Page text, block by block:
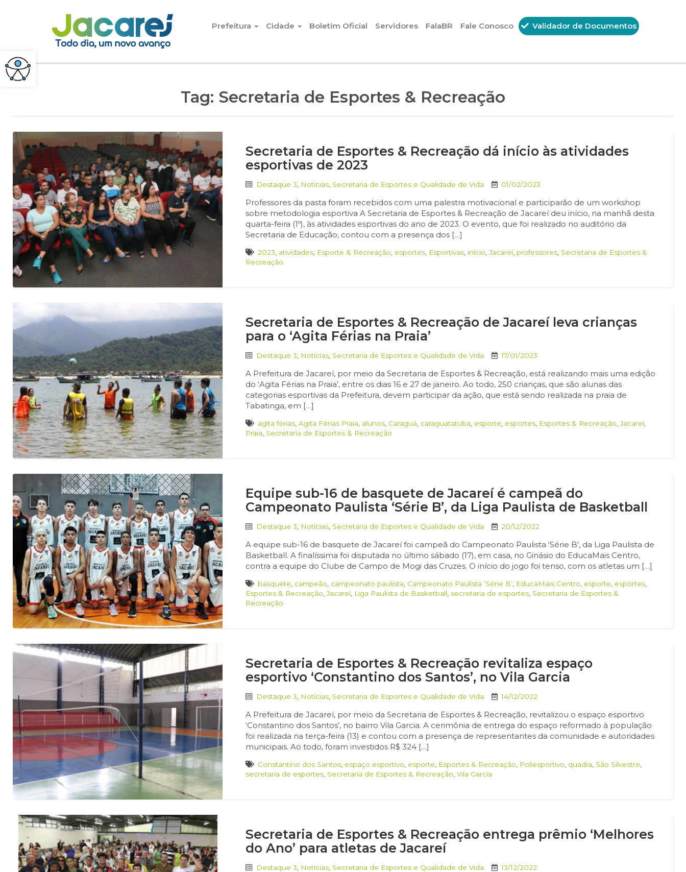
Pular para o conteúdo
Prefeitura
Cidade Boletim Oficial Servidores FalaBR Fale Conosco Validador de Documentos
Tag: Secretaria de Esportes & Recreação
Secretaria de Esportes & Recreação dá início às atividades
esportivas de 2023
Destaque 3 Notícias Secretaria de Esportes e Qualidade de Vida 01/02/2023
Professores da pasta foram recebidos com uma palestra motivacional e participarão de um workshop
sobre metodologia esportiva A Secretaria de Esportes & Recreação de Jacareí deu início, na manhã desta
quarta-feira (1º), às atividades esportivas do ano de 2023. O evento, que foi realizado no auditório da
Secretaria de Educação, contou com a presença dos […]
2023 atividades Esporte & Recreação esportes Esportivas início ,Jacareí, professores Secretaria de Esportes &
Recreação
Secretaria de Esportes & Recreação de Jacareí leva crianças
para o ‘Agita Férias na Praia’
Destaque 3 Notícias Secretaria de Esportes e Qualidade de Vida 17/01/2023
A Prefeitura de Jacareí, por meio da Secretaria de Esportes & Recreação, está realizando mais uma edição
do ‘Agita Férias na Praia’, entre os dias 16 e 27 de janeiro. Ao todo, 250 crianças, que são alunas das
categorias esportivas da Prefeitura, devem participar da ação, que está sendo realizada na praia de
Tabatinga, em […]
agita férias ,Agita Férias Praia alunos Caraguá caraguatatuba esporte esportes Esportes & Recreação ,Jacareí,
Praia Secretaria de Esportes & Recreação
Equipe sub-16 de basquete de Jacareí é campeã do
Campeonato Paulista ‘Série B’, da Liga Paulista de Basketball
Destaque 3 Notícias Secretaria de Esportes e Qualidade de Vida 20/12/2022
A equipe sub-16 de basquete de Jacareí foi campeã do Campeonato Paulista ‘Série B’, da Liga Paulista de
Basketball. A finalíssima foi disputada no último sábado (17), em casa, no Ginásio do EducaMais Centro,
contra a equipe do Clube de Campo de Mogi das Cruzes. O início do jogo foi tenso, com os atletas um […]
basquete campeão campeonato paulista Campeonato Paulista ‘Série B’ EducaMais Centro esporte esportes
Esportes & Recreação ,Jacareí, Liga Paulista de Basketball secretaria de esportes Secretaria de Esportes &
Recreação
Secretaria de Esportes & Recreação revitaliza espaço
esportivo ‘Constantino dos Santos’, no Vila Garcia
Destaque 3 Notícias Secretaria de Esportes e Qualidade de Vida 14/12/2022
A Prefeitura de Jacareí, por meio da Secretaria de Esportes & Recreação, revitalizou o espaço esportivo
‘Constantino dos Santos’, no bairro Vila Garcia. A cerimônia de entrega do espaço reformado à população
foi realizada na terça-feira (13) e contou com a presença de representantes da comunidade e autoridades
municipais. Ao todo, foram investidos R$ 324 […]
Constantino dos Santos espaço esportivo esporte Esportes & Recreação Poliesportivo quadra São Silvestre
secretaria de esportes Secretaria de Esportes & Recreação ,Vila Garcia
Secretaria de Esportes & Recreação entrega prêmio ‘Melhores
do Ano’ para atletas de Jacareí
Destaque 3 Notícias Secretaria de Esportes e Qualidade de Vida 13/12/2022